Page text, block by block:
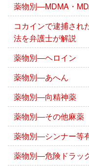
薬物別―MDMA・
コカインで逮捕され
法を弁護士が解説
薬物別―ヘロイン
薬物別―あへん
薬物別―向精神薬
薬物別―その他麻薬
薬物別―シンナー等
薬物別―危険ドラッ